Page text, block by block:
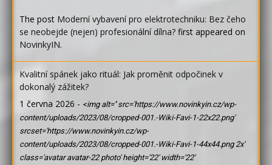
The post Moderní vybavení pro elektrotechniku: Bez čeho
se neobejde (nejen) profesionální dílna? first appeared on
NovinkyIN.
Kvalitní spánek jako rituál: Jak proměnit odpočinek v
dokonalý zážitek?
1 června 2026 - <img alt='' src='https://www.novinkyin.cz/wp-
content/uploads/2023/08/cropped-001.-Wiki-Favi-1-22x22.png'
srcset='https://www.novinkyin.cz/wp-
content/uploads/2023/08/cropped-001.-Wiki-Favi-1-44x44.png 2x'
class='avatar avatar-22 photo' height='22' width='22'